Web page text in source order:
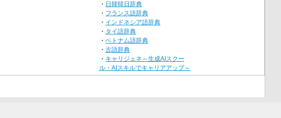
・ 日韓韓日辞典
・ フランス語辞典
・ インドネシア語辞典
・ タイ語辞典
・ ベトナム語辞典
・ 古語辞典
・ キャリジェネ～生成AIスクー
ル・AIスキルでキャリアアップ～